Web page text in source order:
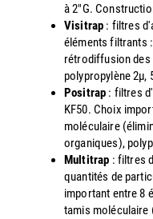
à 2"G.
Visitrap : filtres
éléments filtrants
rétrodiffusion des
polypropylène 2µ,
Positrap : filtres
KF50. Choix
moléculaire
organiques),
Multitrap : filtres
quantités de
important entre 8
tamis moléculaire